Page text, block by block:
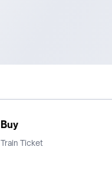
Buy
Train Ticket